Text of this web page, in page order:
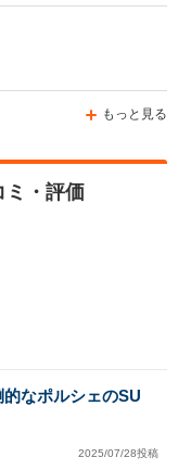
7.9～
もっと見る
ミ・評価
なポルシェのSU
2025/07/28投稿